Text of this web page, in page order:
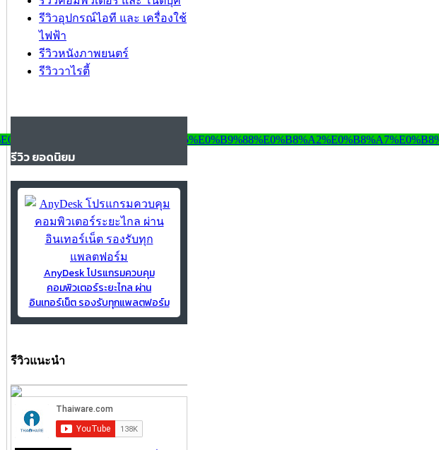
รีวิวอุปกรณ์ไอที และ เครื่องใช้
ไฟฟ้า
รีวิวหนังภาพยนตร์
รีวิววาไรตี้
รีวิว ยอดนิยม
AnyDesk โปรแกรมควบคุม
คอมพิวเตอร์ระยะไกล ผ่าน
อินเทอร์เน็ต รองรับทุกแพลตฟอร์ม
รีวิวแนะนำ